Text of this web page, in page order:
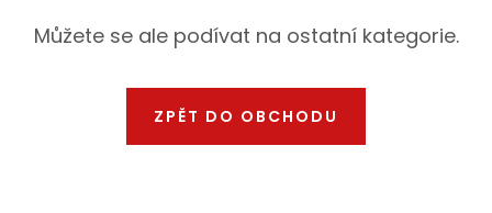
Dětská hřiště
Můžete se ale podívat na ostatní kategorie.
ZPĚT DO OBCHODU